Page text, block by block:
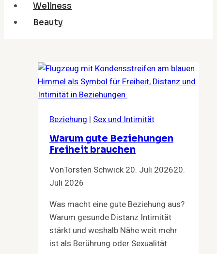
Wellness
Beauty
Beziehung | Sex und Intimität
Warum gute Beziehungen
Freiheit brauchen
VonTorsten Schwick 20. Juli 202620.
Juli 2026
Was macht eine gute Beziehung aus?
Warum gesunde Distanz Intimität
stärkt und weshalb Nähe weit mehr
ist als Berührung oder Sexualität.